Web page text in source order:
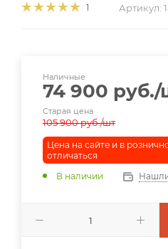
1 Артикул:
Наличные
74 900 руб./
Старая цена
105 900руб./шт
Цена на сайте и в
отличаться
В наличии